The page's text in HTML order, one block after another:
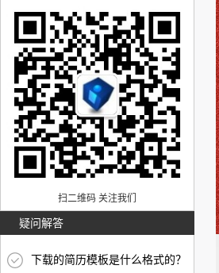
扫二维码 关注我们
疑问解答
下载的简历模板是什么格式的？